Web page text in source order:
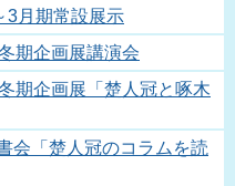
3月期常設展示
期企画展講演会
期企画展「楚人冠と啄木
「楚人冠のコラムを読